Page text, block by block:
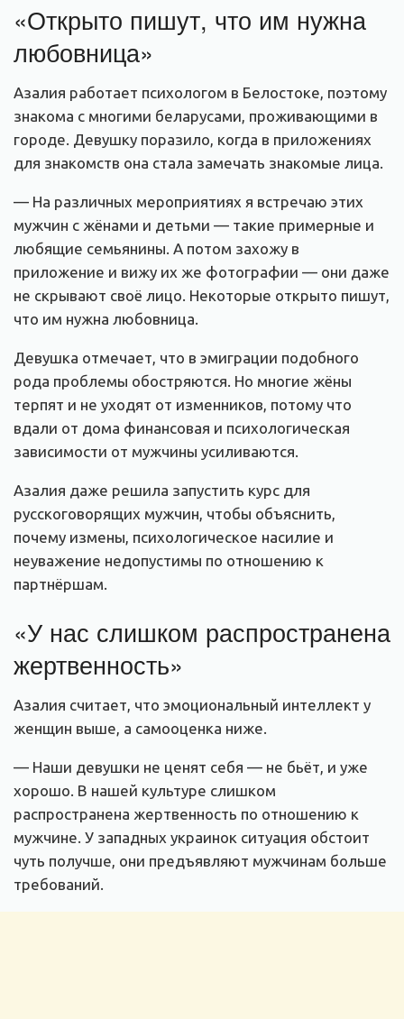
«Открыто пишут, что им нужна
любовница»
Азалия работает психологом в Белостоке, поэтому
знакома с многими беларусами, проживающими в
городе. Девушку поразило, когда в приложениях
для знакомств она стала замечать знакомые лица.
— На различных мероприятиях я встречаю этих
мужчин с жёнами и детьми — такие примерные и
любящие семьянины. А потом захожу в
приложение и вижу их же фотографии — они даже
не скрывают своё лицо. Некоторые открыто пишут,
что им нужна любовница.
Девушка отмечает, что в эмиграции подобного
рода проблемы обостряются. Но многие жёны
терпят и не уходят от изменников, потому что
вдали от дома финансовая и психологическая
зависимости от мужчины усиливаются.
Азалия даже решила запустить курс для
русскоговорящих мужчин, чтобы объяснить,
почему измены, психологическое насилие и
неуважение недопустимы по отношению к
партнёршам.
«У нас слишком распространена
жертвенность»
Азалия считает, что эмоциональный интеллект у
женщин выше, а самооценка ниже.
— Наши девушки не ценят себя — не бьёт, и уже
хорошо. В нашей культуре слишком
распространена жертвенность по отношению к
мужчине. У западных украинок ситуация обстоит
чуть получше, они предъявляют мужчинам больше
требований.